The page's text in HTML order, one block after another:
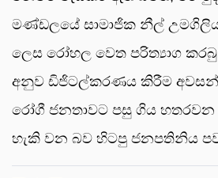
මණ්ඩලයේ සාමාජික නීල්
ලෙස රෝහල වෙත පරිත්‍යාග
අනුව ඩිජිටල්කරණය කිරීම
රෝගී ජනතාවට පසු ගිය හතරවන
හැකි වන බව හිටපු ජනපතිනිය